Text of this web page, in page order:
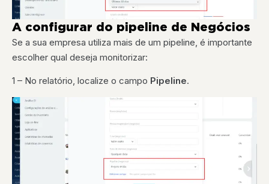
A configurar do pipeline de Negócios
Se a sua empresa utiliza mais de um pipeline, é importante
escolher qual deseja monitorizar:
1 – No relatório, localize o campo Pipeline.